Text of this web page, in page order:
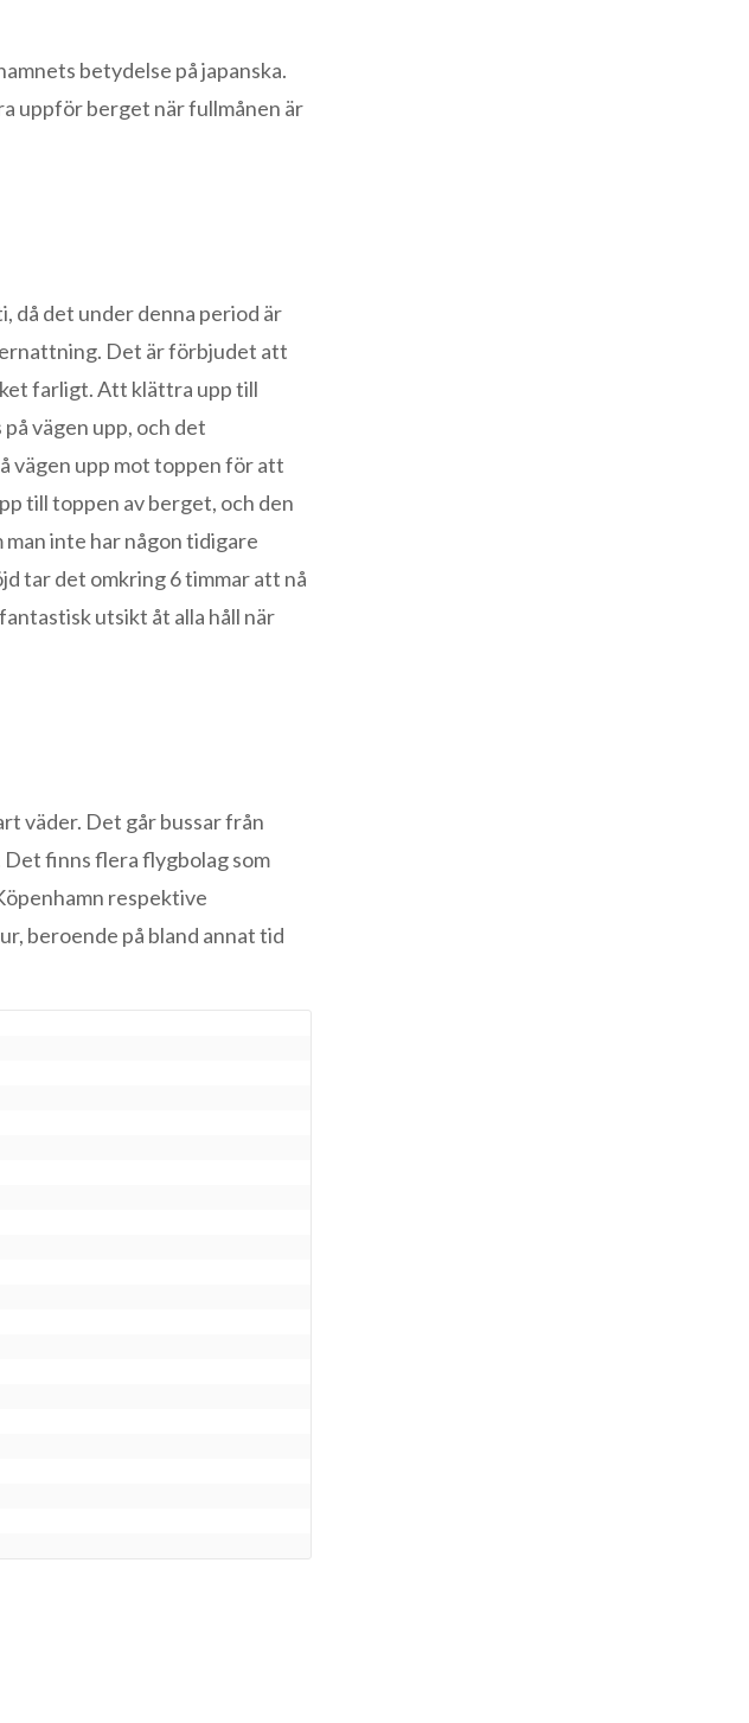
betydelse på japanska.
uppför berget när fullmånen är
då det under denna period är
Det är förbjudet att
farligt. Att klättra upp till
vägen upp, och det
vägen upp mot toppen för att
till toppen av berget, och den
inte har någon tidigare
tar det omkring 6 timmar att nå
utsikt åt alla håll när
väder. Det går bussar från
Det finns flera flygbolag som
respektive
beroende på bland annat tid